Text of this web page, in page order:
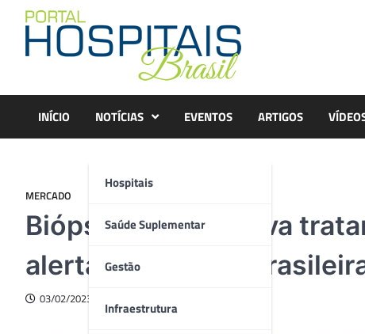
content
INÍCIO NOTÍCIAS
Hospitais
Saúde Suplementar
Gestão
Infraestrutura
EVENTOS ARTIGOS
MERCADO
Biópsia tardia agrava
alerta Sociedade
03/02/2023